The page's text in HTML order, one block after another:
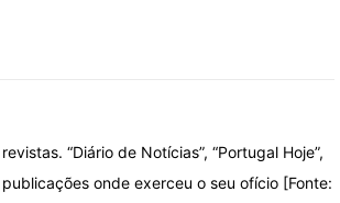
“Diário de Notícias”, “Portugal Hoje”,
publicações onde exerceu o seu ofício [Fonte: